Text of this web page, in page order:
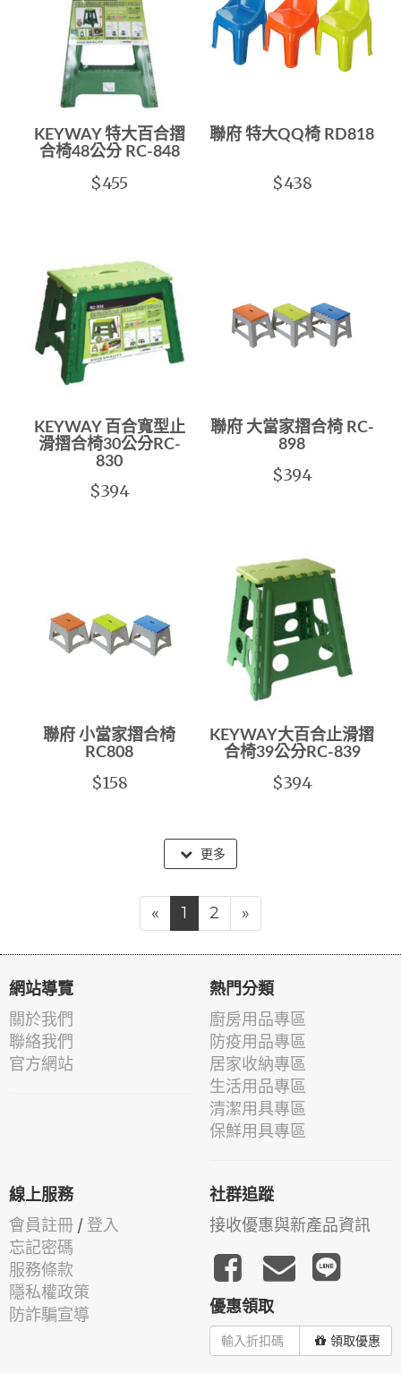
KEYWAY 特大百合摺
合椅48公分 RC-848
$455
聯府 特大QQ椅 RD818
$438
KEYWAY 百合寬型止
滑摺合椅30公分RC-
830
$394
聯府 大當家摺合椅 RC-
898
$394
聯府 小當家摺合椅
RC808
$158
KEYWAY大百合止滑摺
合椅39公分RC-839
$394
更多
« 1 2 »
網站導覽
關於我們
聯絡我們
官方網站
熱門分類
廚房用品專區
防疫用品專區
居家收納專區
生活用品專區
清潔用具專區
保鮮用具專區
線上服務
會員註冊 / 登入
忘記密碼
服務條款
隱私權政策
防詐騙宣導
社群追蹤
接收優惠與新產品資訊
優惠領取
領取優惠